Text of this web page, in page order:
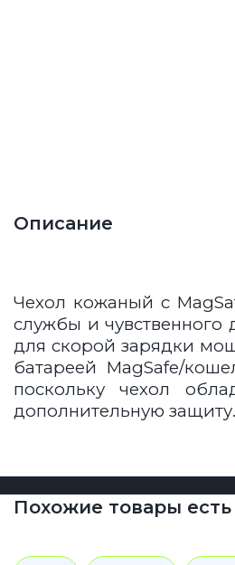
Описание
Чехол кожаный с
службы и чувственного
для скорой зарядки
батареей MagSafe/
поскольку чехол
дополнительную защиту.
Похожие товары есть